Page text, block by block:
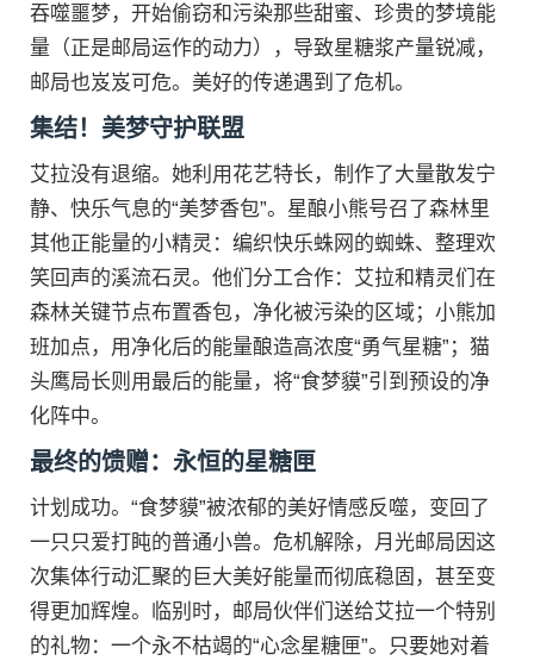
吞噬噩梦，开始偷窃和污染那些甜蜜、珍贵的梦境能
量（正是邮局运作的动力），导致星糖浆产量锐减，
邮局也岌岌可危。美好的传递遇到了危机。
集结！美梦守护联盟
艾拉没有退缩。她利用花艺特长，制作了大量散发宁
静、快乐气息的“美梦香包”。星酿小熊号召了森林里
其他正能量的小精灵：编织快乐蛛网的蜘蛛、整理欢
笑回声的溪流石灵。他们分工合作：艾拉和精灵们在
森林关键节点布置香包，净化被污染的区域；小熊加
班加点，用净化后的能量酿造高浓度“勇气星糖”；猫
头鹰局长则用最后的能量，将“食梦貘”引到预设的净
化阵中。
最终的馈赠：永恒的星糖匣
计划成功。“食梦貘”被浓郁的美好情感反噬，变回了
一只只爱打盹的普通小兽。危机解除，月光邮局因这
次集体行动汇聚的巨大美好能量而彻底稳固，甚至变
得更加辉煌。临别时，邮局伙伴们送给艾拉一个特别
的礼物：一个永不枯竭的“心念星糖匣”。只要她对着